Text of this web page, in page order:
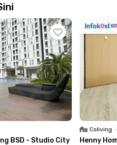
ini terasa lebih nyaman
fasilitas bersama
dan CCTV. Dengan lokasi
ini cocok untuk kamu yang
bebas ribet di kawasan
BSD - Studio City
Coliving •
Henny